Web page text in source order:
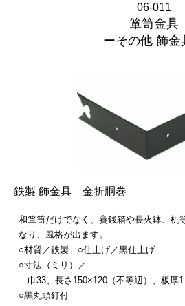
06-011
箪笥金具
ーその他 飾金
鉄製 飾金具 金折胴巻
和箪笥だけでなく、賽銭箱や長火鉢、机
なり、風格が出ます。
○材質／鉄製 ○仕上げ／黒仕上げ
○寸法（ミリ）／
巾33、長さ150×120（不等辺）、板厚
○黒丸頭釘付